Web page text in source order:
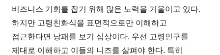
비즈니스 기회를 잡기 위해 많은 노력을 기울이고 있다.
하지만 고령친화식을 표면적으로만 이해하고
접근한다면 낭패를 보기 십상이다. 우선 고령인구를
제대로 이해하고 이들의 니즈를 살펴야 한다. 특히